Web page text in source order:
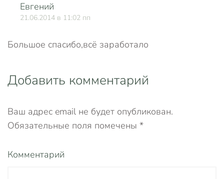
Евгений
21.06.2014 в 11:02 пп
Большое спасибо,всё заработало
Добавить комментарий
Ваш адрес email не будет опубликован.
Обязательные поля помечены *
Комментарий